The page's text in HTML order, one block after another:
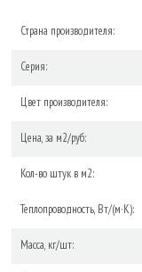
Страна производителя:
Серия:
Цвет производителя:
Цена, за м2/руб:
Кол-во штук в м2:
Теплопроводность, Вт/(м·К):
Масса, кг/шт: